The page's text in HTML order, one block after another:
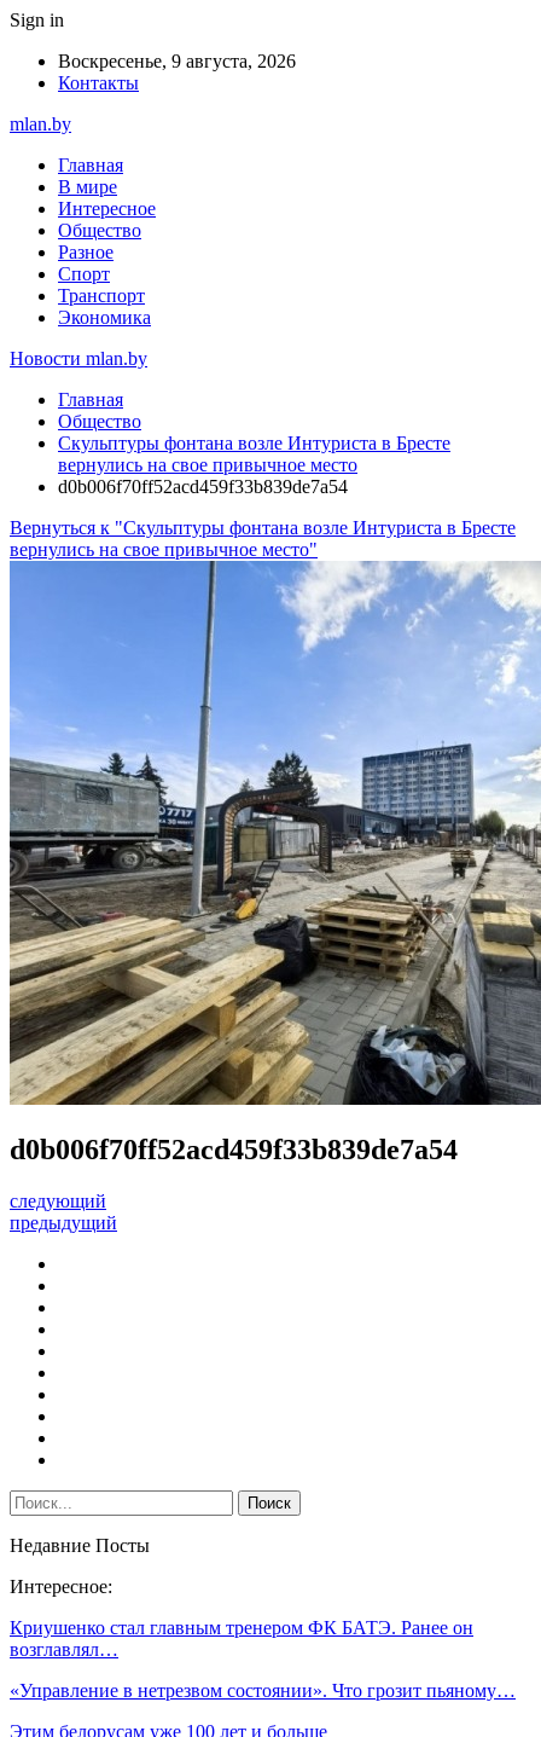
Sign in
Воскресенье, 9 августа, 2026
Контакты
mlan.by
Главная
В мире
Интересное
Общество
Разное
Спорт
Транспорт
Экономика
Новости mlan.by
Главная
Общество
Скульптуры фонтана возле Интуриста в Бресте
вернулись на свое привычное место
d0b006f70ff52acd459f33b839de7a54
Вернуться к "Скульптуры фонтана возле Интуриста в Бресте
вернулись на свое привычное место"
d0b006f70ff52acd459f33b839de7a54
следующий
предыдущий
Недавние Посты
Интересное:
Криушенко стал главным тренером ФК БАТЭ. Ранее он
возглавлял…
«Управление в нетрезвом состоянии». Что грозит пьяному…
Этим белорусам уже 100 лет и больше